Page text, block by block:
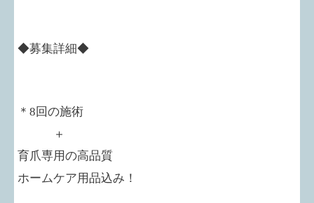
◆募集詳細◆
＊8回の施術
＋
育爪専用の高品質
ホームケア用品込み！